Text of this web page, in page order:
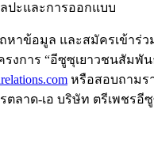
ปะและการออกแบบ
หาข้อมูล และสมัครเข้าร่ว
งการ “อีซูซุเยาวชนสัมพัน
หรือสอบถามร
ตลาด-เอ บริษัท ตรีเพชรอี